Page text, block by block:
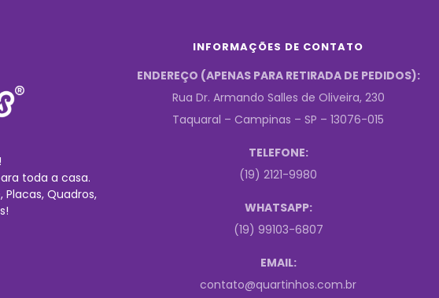
toda a casa.
Placas, Quadros,
INFORMAÇÕES DE CONTATO
ENDEREÇO (APENAS PARA RETIRADA DE PEDIDOS):
Rua Dr. Armando Salles de Oliveira, 230
Taquaral – Campinas – SP – 13076-015
TELEFONE:
(19) 2121-9980
WHATSAPP:
(19) 99103-6807
EMAIL:
contato@quartinhos.com.br